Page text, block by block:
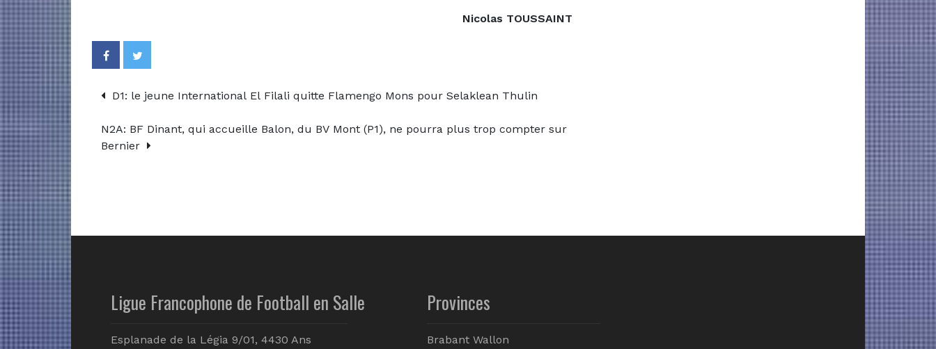
Nicolas TOUSSAINT
D1: le jeune International El Filali quitte Flamengo Mons pour Selaklean Thulin
N2A: BF Dinant, qui accueille Balon, du BV Mont (P1), ne pourra plus trop compter sur
Bernier
Ligue Francophone de Football en Salle
Esplanade de la Légia 9/01, 4430 Ans
Provinces
Brabant Wallon